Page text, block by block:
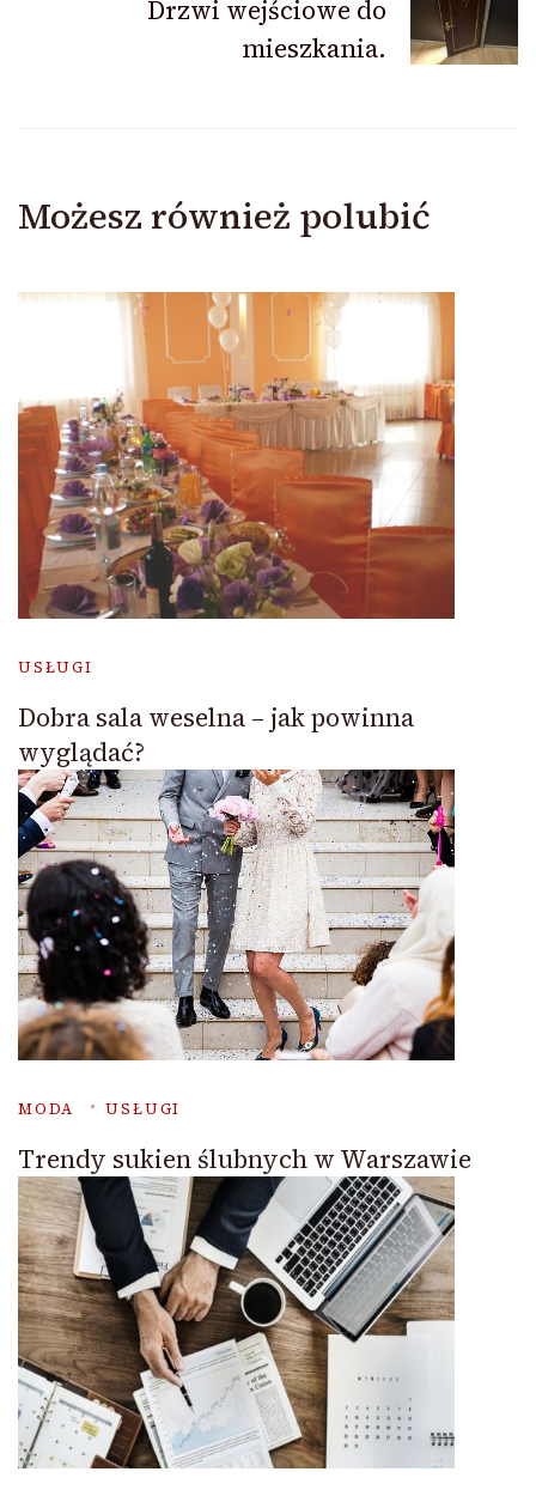
Drzwi wejściowe do
mieszkania.
Możesz również polubić
USŁUGI
Dobra sala weselna – jak powinna
wyglądać?
MODA USŁUGI
Trendy sukien ślubnych w Warszawie